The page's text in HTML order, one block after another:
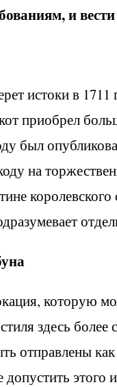
и
истоки в
приобрел
был
на
которую
здесь
отправлены
этого